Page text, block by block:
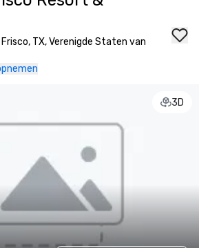
TX, Verenigde Staten van
3D